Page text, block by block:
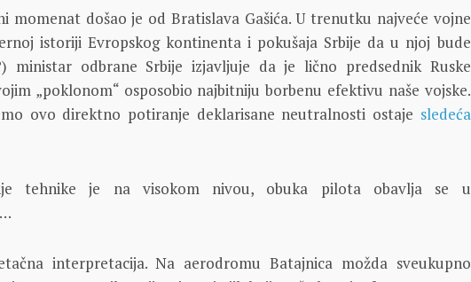
momenat došao je od Bratislava Gašića. U trenutku najveće vojne
istoriji Evropskog kontinenta i pokušaja Srbije da u njoj bude
ministar odbrane Srbije izjavljuje da je lično predsednik Ruske
„poklonom“ osposobio najbitniju borbenu efektivu naše vojske.
ovo direktno potiranje deklarisane neutralnosti ostaje sledeća
tehnike je na visokom nivou, obuka pilota obavlja se u
interpretacija. Na aerodromu Batajnica možda sveukupno